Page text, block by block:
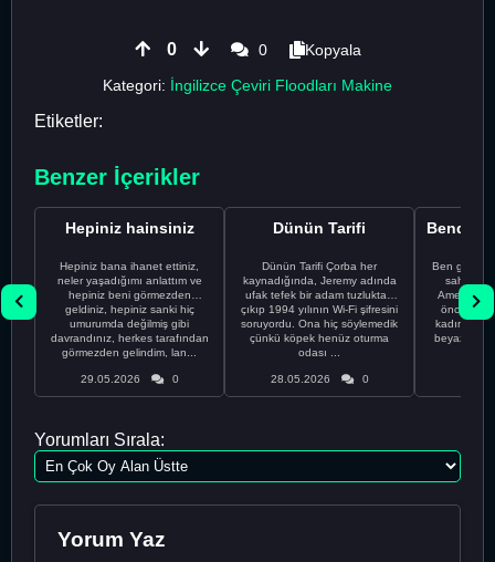
0 0
Kopyala
Kategori: İngilizce Çeviri Floodları Makine
Etiketler:
Benzer İçerikler
Hepiniz hainsiniz
Hepiniz bana ihanet ettiniz,
neler yaşadığımı anlattım ve
hepiniz beni görmezden
geldiniz, hepiniz sanki hiç
umurumda değilmiş gibi
davrandınız, herkes tarafından
görmezden gelindim, lan...
29.05.2026 0
Dünün Tarifi
Dünün Tarifi Çorba her
kaynadığında, Jeremy adında
ufak tefek bir adam tuzluktan
çıkıp 1994 yılının Wi-Fi şifresini
soruyordu. Ona hiç söylemedik
çünkü köpek henüz oturma
odası ...
28.05.2026 0
Ben gururlu
sahip
önce
kadınla
beyaz
Yorumları Sırala:
Yorum Yaz